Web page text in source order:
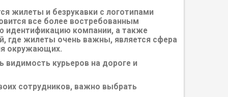
жилеты и безрукавки с логотипами
все более востребованным
идентификацию компании, а также
где жилеты очень важны, является сфера
окружающих.
курьеров на дороге и
сотрудников, важно выбрать